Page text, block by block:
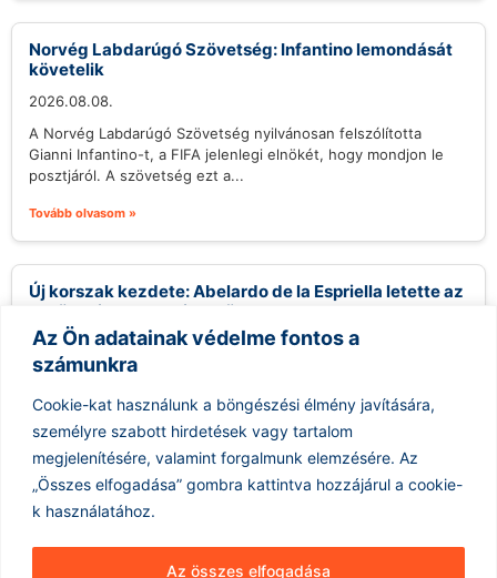
Az Ön adatainak védelme fontos a
számunkra
Cookie-kat használunk a böngészési élmény javítására,
személyre szabott hirdetések vagy tartalom
megjelenítésére, valamint forgalmunk elemzésére. Az
„Összes elfogadása” gombra kattintva hozzájárul a cookie-
k használatához.
Az összes elfogadása
Norvég Labdarúgó Szövetség: Infantino lemondását
követelik
2026.08.08.
A Norvég Labdarúgó Szövetség nyilvánosan felszólította
Gianni Infantino-t, a FIFA jelenlegi elnökét, hogy mondjon le
posztjáról. A szövetség ezt a...
Tovább olvasom »
Új korszak kezdete: Abelardo de la Espriella letette az
esküt, mint Kolumbia elnöke
2026.08.08.
Abelardo de la Espriella, aki szoros kapcsolatokat tervez
építeni az Egyesült Államokkal, hivatalosan is Kolumbia
elnökeként tette le az esküt...
Tovább olvasom »